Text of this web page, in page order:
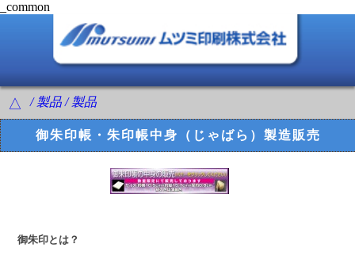
_common
△ / 製品 / 製品
御朱印帳・朱印帳中身（じゃばら）製造販売
御朱印とは？